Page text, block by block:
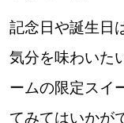
記念日や誕生日
気分を味わいた
ームの限定スイ
てみてはいかが